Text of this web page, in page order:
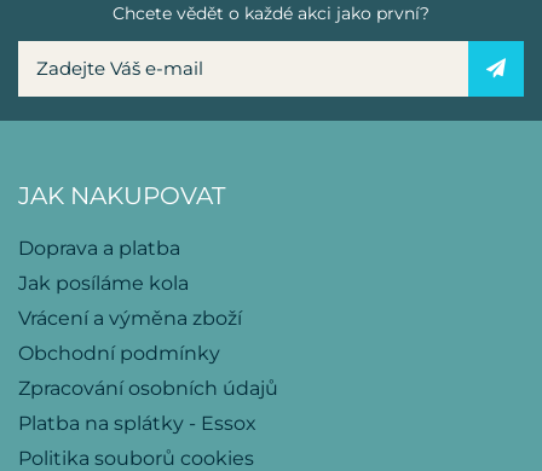
Chcete vědět o každé akci jako první?
JAK NAKUPOVAT
Doprava a platba
Jak posíláme kola
Vrácení a výměna zboží
Obchodní podmínky
Zpracování osobních údajů
Platba na splátky - Essox
Politika souborů cookies